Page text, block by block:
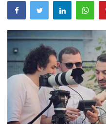
SƏNAYE-İNFRASTRUKTUR
CƏMİYYƏT
ENERGETİKA
SİYASƏT
İDMAN